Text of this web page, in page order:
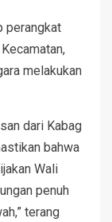
perangkat
melakukan
dari Kabag
bahwa
Wali
penuh
terang